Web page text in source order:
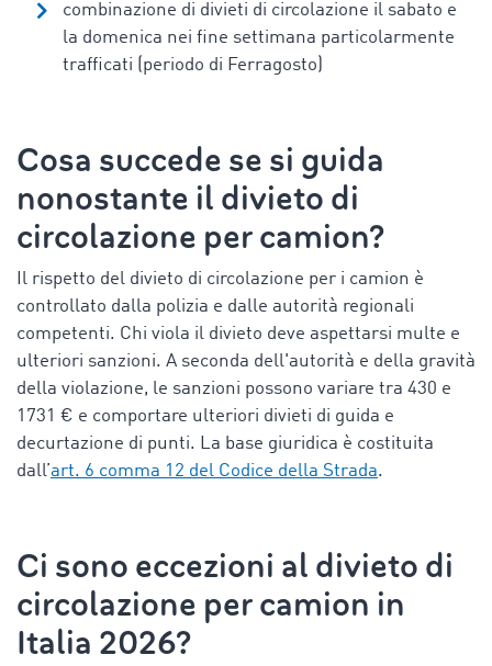
combinazione di divieti di circolazione il sabato e
la domenica nei fine settimana particolarmente
trafficati ( periodo di Ferragosto
Cosa succede se si guida
nonostante il divieto di
circolazione per camion?
Il rispetto del divieto di circolazione per i camion è
controllato dalla polizia e dalle autorità regionali
competenti. Chi viola il divieto deve aspettarsi multe e
ulteriori sanzioni. A seconda dell'autorità e della gravità
della violazione, le sanzioni possono variare tra 430 e
1731 € e comportare ulteriori divieti di guida e
decurtazione di punti. La base giuridica è costituita
dall’art. 6 comma 12 del Codice della Strada.
Ci sono eccezioni al divieto di
circolazione per camion in
Italia 2026?